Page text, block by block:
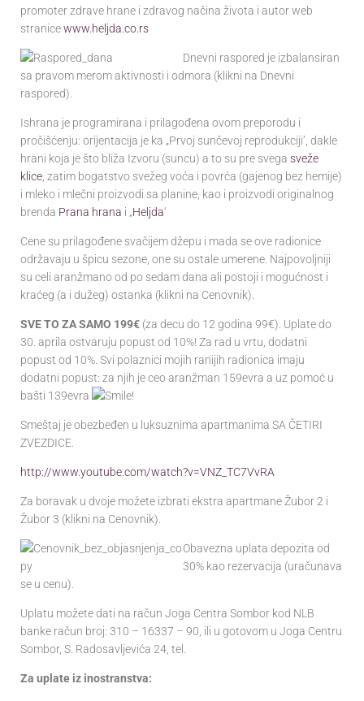
promoter zdrave hrane i zdravog načina života i autor web
stranicewww.heljda.co.rs
Dnevni raspored je izbalansiran
sa pravom merom aktivnosti i odmora (klikni na Dnevni
raspored).
Ishrana je programirana i prilagođena ovom preporodu i
pročišćenju: orijentacija je ka „Prvoj sunčevoj reprodukciji’, dakle
hrani koja je što bliža Izvoru (suncu) a to su pre svega sveže
klice , zatim bogatstvo svežeg voća i povrća (gajenog bez hemije)
i mleko i mlečni proizvodi sa planine, kao i proizvodi originalnog
brenda Prana hrana i „Heljda‘
Cene su prilagođene svačijem džepu i mada se ove radionice
održavaju u špicu sezone, one su ostale umerene. Najpovoljniji
su celi aranžmano od po sedam dana ali postoji i mogućnost i
kraćeg (a i dužeg) ostanka (klikni na Cenovnik).
SVE TO ZA SAMO 199€ (za decu do 12 godina 99€). Uplate do
30. aprila ostvaruju popust od 10%! Za rad u vrtu, dodatni
popust od 10%. Svi polaznici mojih ranijih radionica imaju
dodatni popust: za njih je ceo aranžman 159evra a uz pomoć u
bašti 139evra
!
Smeštaj je obezbeđen u luksuznima apartmanima SA ČETIRI
ZVEZDICE.
http://www.youtube.com/watch?v=VNZ_TC7VvRA
Za boravak u dvoje možete izbrati ekstra apartmane Žubor 2 i
Žubor 3 (klikni na Cenovnik).
Obavezna uplata depozita od
30% kao rezervacija (uračunava
se u cenu).
Uplatu možete dati na račun Joga Centra Sombor kod NLB
banke račun broj: 310 – 16337 – 90, ili u gotovom u Joga Centru
Sombor, S. Radosavljevića 24, tel.
Za uplate iz inostranstva: